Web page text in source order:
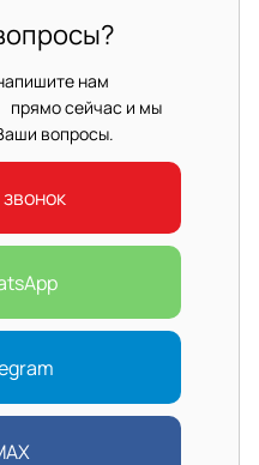
нам
прямо сейчас и мы
вопросы.